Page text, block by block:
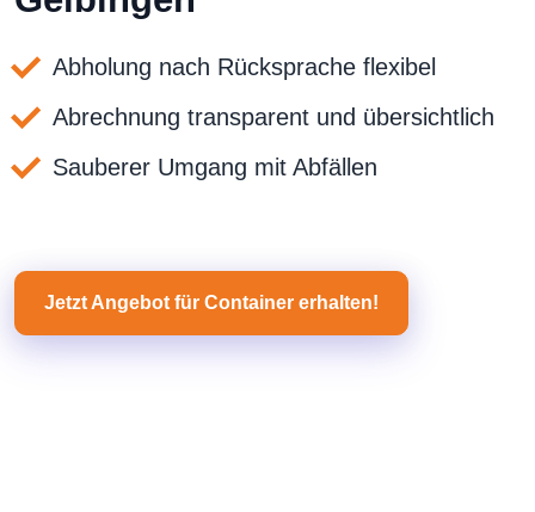
Abholung nach Rücksprache flexibel
Abrechnung transparent und übersichtlich
Sauberer Umgang mit Abfällen
Jetzt Angebot für Container erhalten!